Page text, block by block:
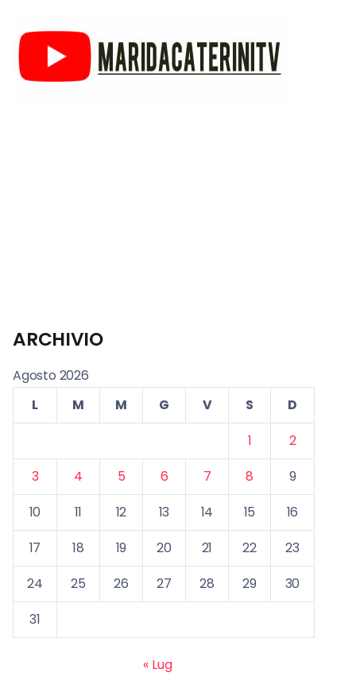
ARCHIVIO
Agosto 2026
L
M M G V S
D
1
2
3
4 5 6 7 8
9
10
11 12 13 14 15
16
17
18 19 20 21 22
23
24
25 26 27 28 29
30
31
« Lug